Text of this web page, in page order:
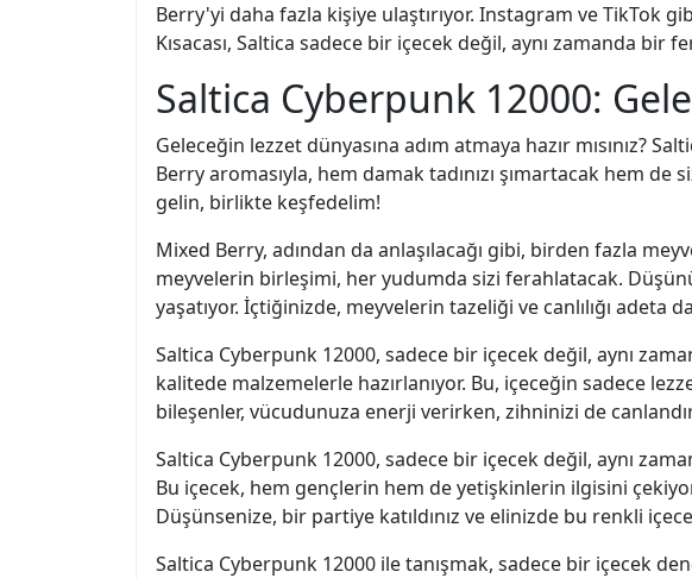
Berry'yi daha fazla kişiye ulaştırıyor. Instagram ve TikTok
Kısacası, Saltica sadece bir içecek değil, aynı zamanda bir
Saltica Cyberpunk 12000:
Geleceğin lezzet dünyasına adım atmaya hazır mısınız?
Berry aromasıyla, hem damak tadınızı şımartacak hem
gelin, birlikte keşfedelim!
Mixed Berry, adından da anlaşılacağı gibi, birden fazla
meyvelerin birleşimi, her yudumda sizi ferahlatacak.
yaşatıyor. İçtiğinizde, meyvelerin tazeliği ve canlılığı adeta
Saltica Cyberpunk 12000, sadece bir içecek değil, aynı
kalitede malzemelerle hazırlanıyor. Bu, içeceğin sadece
bileşenler, vücudunuza enerji verirken, zihninizi de
Saltica Cyberpunk 12000, sadece bir içecek değil, aynı
Bu içecek, hem gençlerin hem de yetişkinlerin ilgisini
Düşünsenize, bir partiye katıldınız ve elinizde bu renkli
Saltica Cyberpunk 12000 ile tanışmak, sadece bir içecek